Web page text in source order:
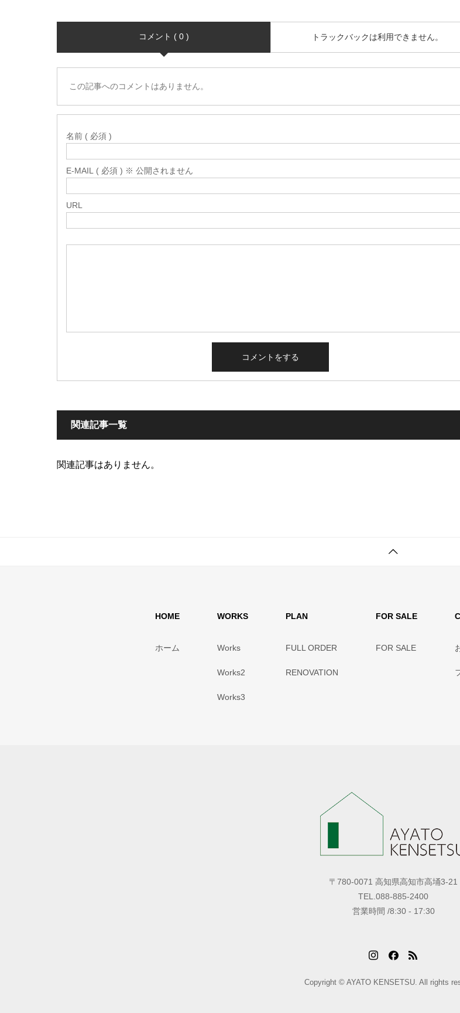
コメント ( 0 ) トラックバックは利用できません。
この記事へのコメントはありません。
名前 ( 必須 )
E-MAIL ( 必須 ) ※ 公開されません
URL
関連記事一覧
関連記事はありません。
HOME
ホーム
WORKS
Works
Works2
Works3
PLAN
FULL ORDER
RENOVATION
FOR SALE
FOR SALE
〒780-0071 高知県高知市高埇3-21
TEL.088-885-2400
営業時間 /8:30 - 17:30
Copyright © AYATO KENSETSU. All rights